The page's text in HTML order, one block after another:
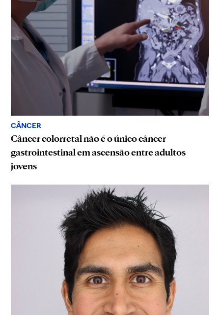
CÂNCER
Câncer colorretal não é o único câncer
gastrointestinal em ascensão entre adultos
jovens